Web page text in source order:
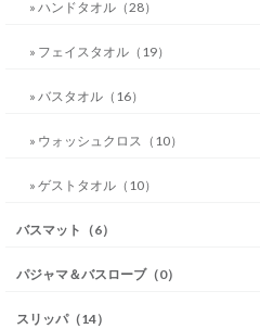
» ハンドタオル（28）
» フェイスタオル（19）
» バスタオル（16）
» ウォッシュクロス（10）
» ゲストタオル（10）
バスマット（6）
パジャマ＆バスローブ（0）
スリッパ（14）